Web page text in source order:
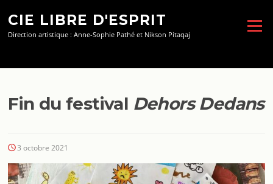
contenu
CIE LIBRE D'ESPRIT
Direction artistique : Anne-Sophie Pathé et Nikson Pitaqaj
Menu
Fin du festival Dehors Dedans
3 octobre 2021